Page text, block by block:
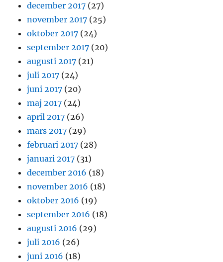
december 2017 (27)
november 2017 (25)
oktober 2017 (24)
september 2017 (20)
augusti 2017 (21)
juli 2017 (24)
juni 2017 (20)
maj 2017 (24)
april 2017 (26)
mars 2017 (29)
februari 2017 (28)
januari 2017 (31)
december 2016 (18)
november 2016 (18)
oktober 2016 (19)
september 2016 (18)
augusti 2016 (29)
juli 2016 (26)
juni 2016 (18)